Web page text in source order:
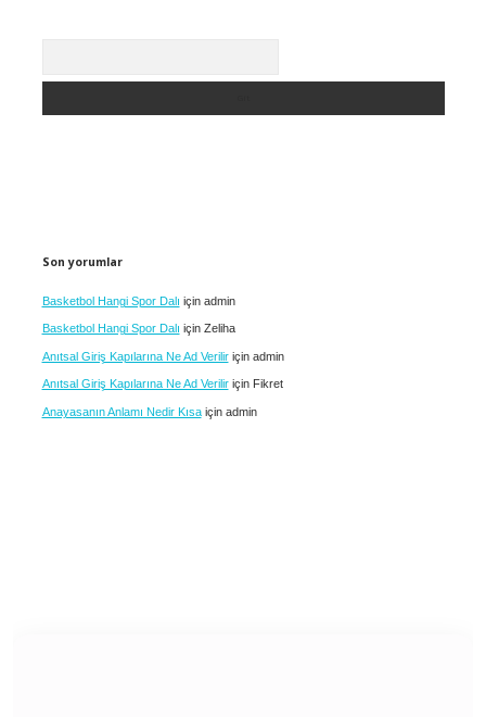
Son yorumlar
Basketbol Hangi Spor Dalı için admin
Basketbol Hangi Spor Dalı için Zeliha
Anıtsal Giriş Kapılarına Ne Ad Veriliriçin admin
Anıtsal Giriş Kapılarına Ne Ad Veriliriçin Fikret
Anayasanın Anlamı Nedir Kısaiçin admin